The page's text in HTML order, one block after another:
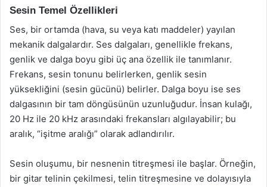
Sesin Temel Özellikleri
Ses, bir ortamda (hava, su veya katı maddeler) yayılan
mekanik dalgalardır. Ses dalgaları, genellikle frekans,
genlik ve dalga boyu gibi üç ana özellik ile tanımlanır.
Frekans, sesin tonunu belirlerken, genlik sesin
yüksekliğini (sesin gücünü) belirler. Dalga boyu ise ses
dalgasının bir tam döngüsünün uzunluğudur. İnsan kulağı,
20 Hz ile 20 kHz arasındaki frekansları algılayabilir; bu
aralık, “işitme aralığı” olarak adlandırılır.
Sesin oluşumu, bir nesnenin titreşmesi ile başlar. Örneğin,
bir gitar telinin çekilmesi, telin titreşmesine ve dolayısıyla